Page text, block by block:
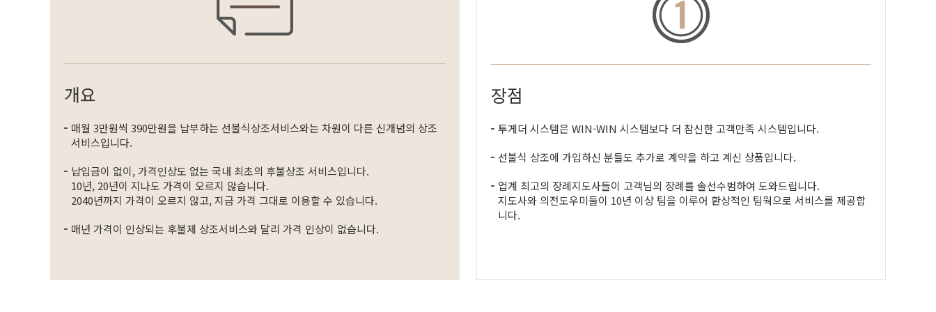
개요
매월 3만원씩 390만원을 납부하는 선불식상조서비스와는 차원이 다른 신개념의 상조
서비스입니다.
납입금이 없이, 가격인상도 없는 국내 최초의 후불상조 서비스입니다.
10년, 20년이 지나도 가격이 오르지 않습니다.
2040년까지 가격이 오르지 않고, 지금 가격 그대로 이용할 수 있습니다.
매년 가격이 인상되는 후불제 상조서비스와 달리 가격 인상이 없습니다.
장점
투게더 시스템은 WIN-WIN 시스템보다 더 참신한 고객만족 시스템입니다.
선불식 상조에 가입하신 분들도 추가로 계약을 하고 계신 상품입니다.
업계 최고의 장례지도사들이 고객님의 장례를 솔선수범하여 도와드립니다.
지도사와 의전도우미들이 10년 이상 팀을 이루어 환상적인 팀웍으로 서비스를 제공합
니다.